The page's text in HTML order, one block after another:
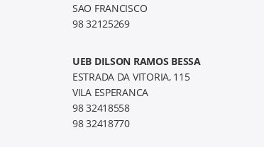
SAO FRANCISCO
98 32125269
UEB DILSON RAMOS BESSA
ESTRADA DA VITORIA, 115
VILA ESPERANCA
98 32418558
98 32418770